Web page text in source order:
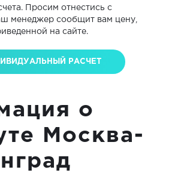
Просим отнестись с
менеджер сообщит вам цену,
на сайте.
РАСЧЕТ
о
Москва-